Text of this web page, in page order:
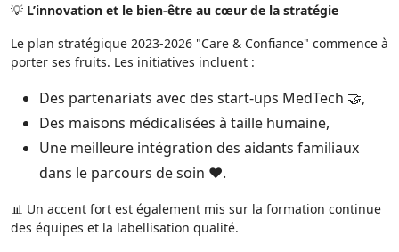
💡 L’innovation et le bien-être au cœur de la stratégie
Le plan stratégique 2023-2026 "Care & Confiance" commence à
porter ses fruits. Les initiatives incluent :
Des partenariats avec des start-ups MedTech 🤝,
Des maisons médicalisées à taille humaine,
Une meilleure intégration des aidants familiaux
dans le parcours de soin ❤️.
📊 Un accent fort est également mis sur la formation continue
des équipes et la labellisation qualité.